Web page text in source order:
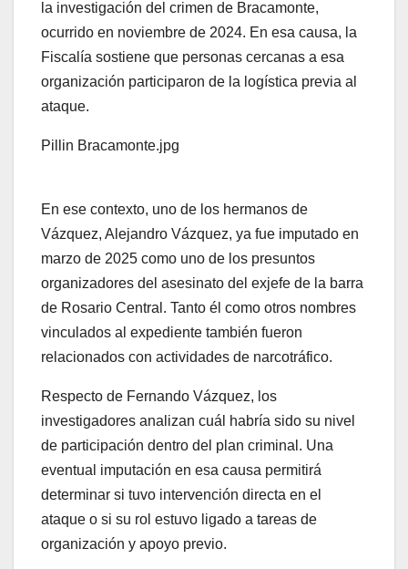
la investigación del crimen de Bracamonte,
ocurrido en noviembre de 2024. En esa causa, la
Fiscalía sostiene que personas cercanas a esa
organización participaron de la logística previa al
ataque.
Pillin Bracamonte.jpg
En ese contexto, uno de los hermanos de
Vázquez, Alejandro Vázquez, ya fue imputado en
marzo de 2025 como uno de los presuntos
organizadores del asesinato del exjefe de la barra
de Rosario Central. Tanto él como otros nombres
vinculados al expediente también fueron
relacionados con actividades de narcotráfico.
Respecto de Fernando Vázquez, los
investigadores analizan cuál habría sido su nivel
de participación dentro del plan criminal. Una
eventual imputación en esa causa permitirá
determinar si tuvo intervención directa en el
ataque o si su rol estuvo ligado a tareas de
organización y apoyo previo.